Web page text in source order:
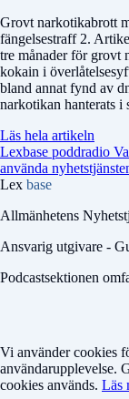
Grovt narkotikabrott
fängelsestraff 2.
tre månader för grovt
kokain i
bland annat fynd av
narkotikan hanterats i
Läs hela artikeln
Lexbase poddradio
använda
Lex base
Allmänhetens
Ansvarig utgivare -
Podcastsektionen
Vi använder cookies
användarupplevelse.
cookies används. Läs